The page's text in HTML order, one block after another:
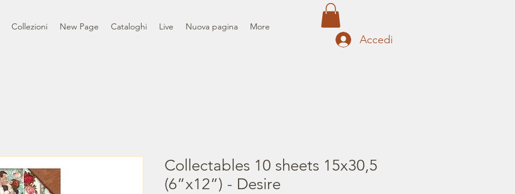
Collezioni New Page Cataloghi Live Nuova pagina More
Accedi
Collectables 10 sheets 15x30,5
(6”x12”) - Desire